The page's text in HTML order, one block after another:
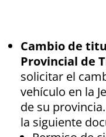
Cambio de
Provincial de
solicitar el
vehículo en la
de su
la siguiente